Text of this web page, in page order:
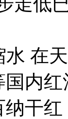
在
内
干